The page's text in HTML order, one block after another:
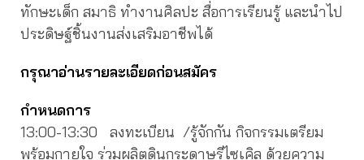
ทักษะเด็ก สมาธิ ทำงานศิลปะ สื่อการเรียนรู้ และนำไป
ประดิษฐ์ชิ้นงานส่งเสริมอาชีพได้
กรุณาอ่านรายละเอียดก่อนสมัคร
กำหนดการ
13:00-13:30
ลงทะเบียน /รู้จักกัน กิจกรรมเตรียม
พร้อมกายใจ ร่วมผลิตดินกระดาษรีไซเคิล ด้วยความ